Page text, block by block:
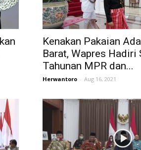
Kenakan Pakaian
Barat, Wapres Hadiri
Tahunan MPR dan...
Herwantoro - Aug 16, 2021